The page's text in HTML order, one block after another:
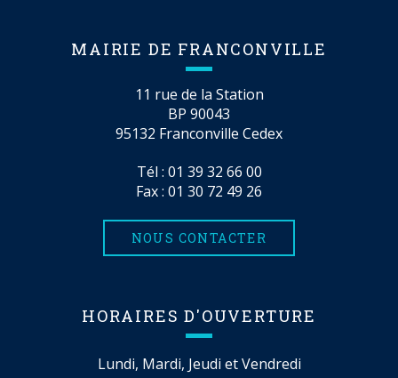
MAIRIE DE FRANCONVILLE
11 rue de la Station
BP 90043
95132 Franconville Cedex
Tél : 01 39 32 66 00
Fax : 01 30 72 49 26
NOUS CONTACTER
HORAIRES D'OUVERTURE
Lundi, Mardi, Jeudi et Vendredi